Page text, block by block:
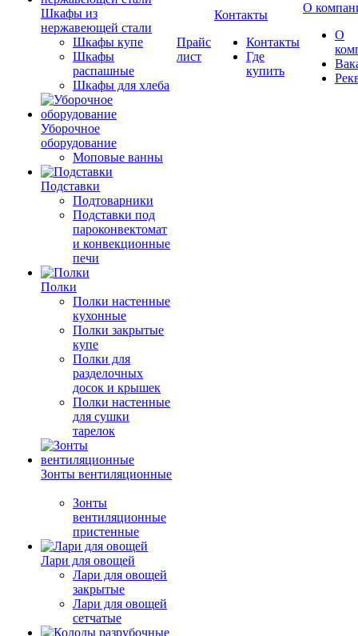
Шкафы из
нержавеющей стали
Шкафы купе
Шкафы
распашные
Шкафы для хлеба
Уборочное
оборудование
Моповые ванны
Подставки
Подтоварники
Подставки под
пароконвектомат
и конвекционные
печи
Полки
Полки настенные
кухонные
Полки закрытые
купе
Полки для
разделочных
досок и крышек
Полки настенные
для сушки
тарелок
Зонты вентиляционные
Зонты
вентиляционные
пристенные
Лари для овощей
Лари для овощей
закрытые
Лари для овощей
сетчатые
Прайс
лист
Контакты
Контакты
Где
купить
О
О